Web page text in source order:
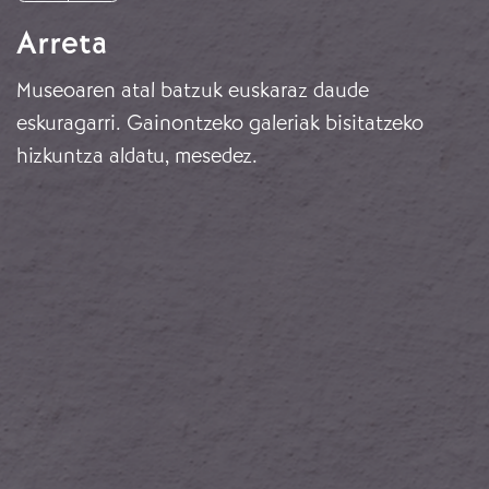
Arreta
Museoaren atal batzuk euskaraz daude
eskuragarri. Gainontzeko galeriak bisitatzeko
hizkuntza aldatu, mesedez.